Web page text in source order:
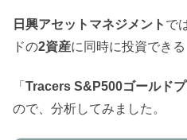
日興アセットマネジメント で
ドの2資産に同時に投資できる
「 Tracers S&P500ゴールド
ので、分析してみました。